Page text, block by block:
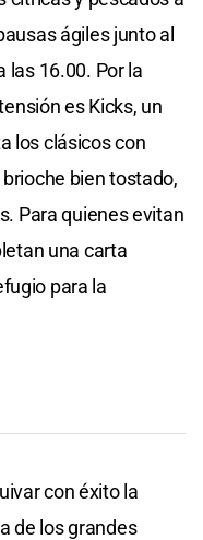
ágiles junto al
las 16.00. Por la
es Kicks, un
los clásicos con
bien tostado,
Para quienes evitan
una carta
para la
con éxito la
de los grandes